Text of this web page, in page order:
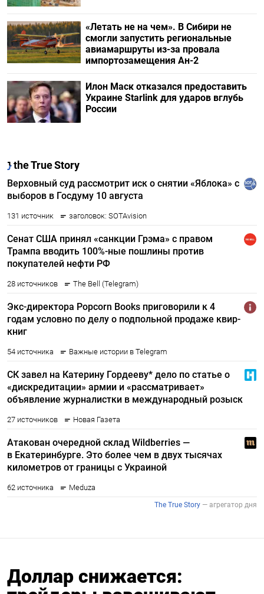
«Летать не на чем». В Сибири не
смогли запустить региональные
авиамаршруты из-за провала
импортозамещения Ан-2
Илон Маск отказался предоставить
Украине Starlink для ударов вглубь
России
Доллар снижается: